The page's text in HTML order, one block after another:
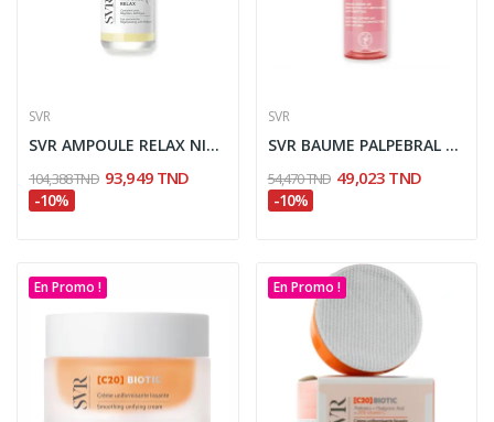
SVR
SVR AMPOULE RELAX NIGHT SERUM CONTOUR DES YEUX...
104,388 TND 93,949 TND
-10%
SVR
SVR BAUME PALPEBRAL 30ML
54,470 TND 49,023 TND
-10%
En Promo ! En Promo !